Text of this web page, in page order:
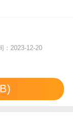
：2023-12-20